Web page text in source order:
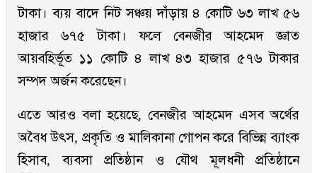
টাকা। ব্যয় বাদে নিট সঞ্চয় দাঁড়ায় ৪ কোটি ৬৩ লাখ ৫৬
হাজার ৬৭৫ টাকা। ফলে বেনজীর আহমেদ জ্ঞাত
আয়বহির্ভূত ১১ কোটি ৪ লাখ ৪৩ হাজার ৫৭৬ টাকার
সম্পদ অর্জন করেছেন।
এতে আরও বলা হয়েছে, বেনজীর আহমেদ এসব অর্থের
অবৈধ উৎস, প্রকৃতি ও মালিকানা গোপন করে বিভিন্ন ব্যাংক
হিসাব, ব্যবসা প্রতিষ্ঠান ও যৌথ মূলধনী প্রতিষ্ঠানে